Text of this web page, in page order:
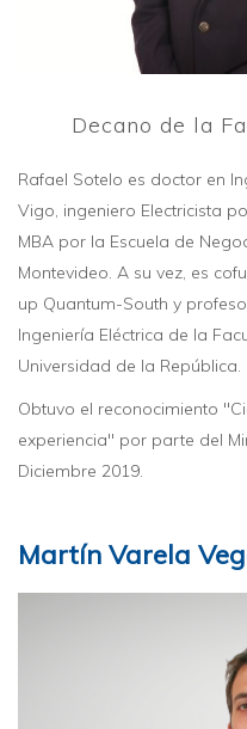
Decano de la
Rafael Sotelo es doctor en
Vigo, ingeniero Electricista
MBA por la Escuela de
Montevideo. A su vez, es
up Quantum-South y
Ingeniería Eléctrica de la
Universidad de la República.
Obtuvo el reconocimiento
experiencia" por parte del
Diciembre 2019.
Martín Varela